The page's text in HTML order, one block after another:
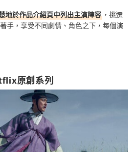
地於作品介紹頁中列出主演陣容 ，挑選
手，享受不同劇情、角色之下，每個演
原創系列